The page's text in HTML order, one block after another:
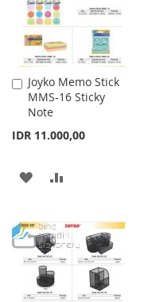
Joyko Memo Stick
MMS-16 Sticky
Note
IDR 11.000,00
Add
to
Cart
ADD
WISH
LIST
COMPARE